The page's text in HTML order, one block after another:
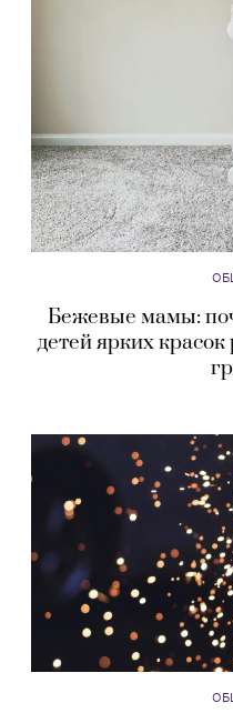
Бежевые мамы:
детей ярких красок